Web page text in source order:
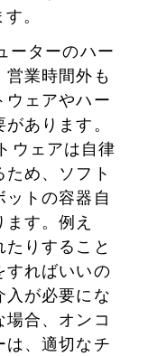
。
ーターのハー
営業時間外も
ウェアやハー
あります。
ウェアは自律
め、ソフト
トの容器自
す。例え
りすること
すればいいの
入が必要にな
合、オンコ
は、適切なチ